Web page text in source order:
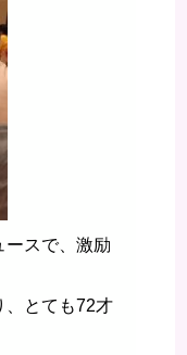
ースで、激励
、とても72才